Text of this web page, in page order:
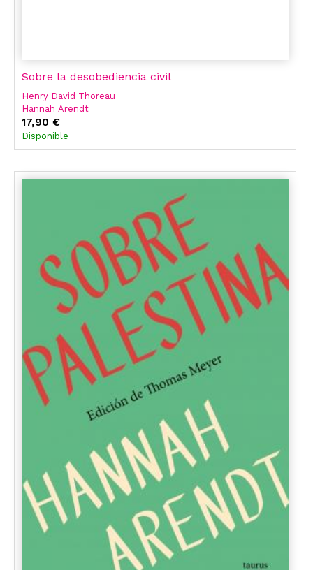
Sobre la desobediencia civil
Henry David Thoreau
Hannah Arendt
17,90 €
Disponible